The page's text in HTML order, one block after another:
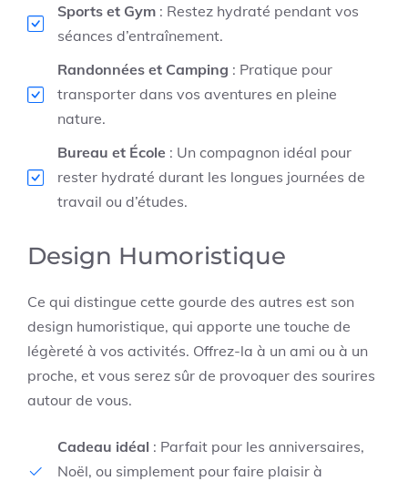
Sports et Gym : Restez hydraté pendant vos
séances d’entraînement.
Randonnées et Camping : Pratique pour
transporter dans vos aventures en pleine
nature.
Bureau et École : Un compagnon idéal pour
rester hydraté durant les longues journées de
travail ou d’études.
Design Humoristique
Ce qui distingue cette gourde des autres est son
design humoristique, qui apporte une touche de
légèreté à vos activités. Offrez-la à un ami ou à un
proche, et vous serez sûr de provoquer des sourires
autour de vous.
Cadeau idéal : Parfait pour les anniversaires,
Noël, ou simplement pour faire plaisir à